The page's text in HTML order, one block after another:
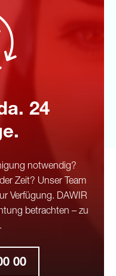
24
notwendig?
Zeit? Unser Team
Verfügung. DAWIR
betrachten – zu
00